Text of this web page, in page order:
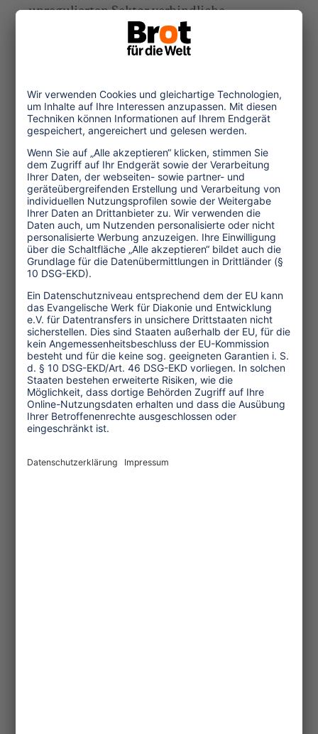
unregulierten Sektor verbindliche
Spielregeln auferlegen und diese
durchsetzen. Auch die UNWTO, die
Initiativen hierzu zu unterstützen und den
Dialog aller Akteure zu fördern. Effektive
Mechanismen für die Mitbestimmung von
Zivilgesellschaft und lokalen
Gemeinschaften bei der
Tourismusentwicklung müssen geschaffen
und ein menschenrechts-basierter Ansatz im
Tourismus gestärkt werden. Globale
Strategien zur Verringerung des Verbrauchs
von Ressourcen wie Land oder Wasser und
der Emissionen, insbesondere aus dem Flug-
und Schiffsverkehr, sind dringend
notwendig.
Unternehmenswende
Auch Unternehmen sind gefordert, ihre
Managementprozesse entlang aller 17 Ziele
für nachhaltige Entwicklung sowie an die
UN-Leitprinzipien für Wirtschaft und
ihrer menschenrechtlichen